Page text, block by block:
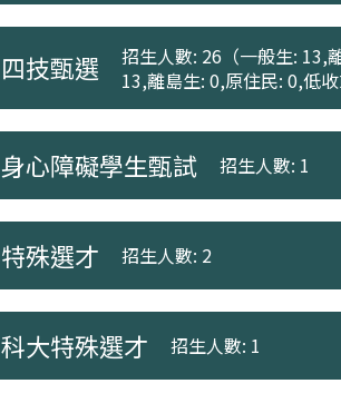
四技甄選
招生人數: 26（一般生: 13,
13,離島生: 0,原住民: 0,低收
身心障礙學生甄試 招生人數: 1
特殊選才 招生人數: 2
科大特殊選才 招生人數: 1